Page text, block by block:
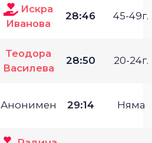
Искра
Иванова
28:46 45-49г.
Теодора
Василева
28:50 20-24г.
Анонимен 29:14 Няма